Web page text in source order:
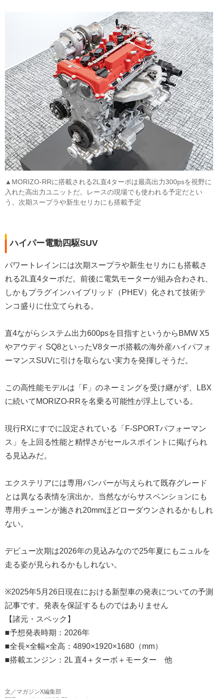
▲MORIZO-RRに搭載される2L直4ターボは最高出力300psを視野に
入れた高出力ユニットだ。レースの現場でも使われる予定だとい
う。次期スープラや新生セリカにも搭載予定
ハイパー電動四駆SUV
パワートレインには次期スープラや新生セリカにも搭載さ
れる2L直4ターボだ。前後に電気モーターが組み合わされ、
しかもプラグインハイブリッド（PHEV）化されて技術テ
ンコ盛りに仕立てられる。
直4ながらシステム出力600psを目指すというからBMW X5
やアウディ SQ8といったV8ターボ搭載の海外産ハイパフォ
ーマンスSUVに引けを取らない実力を発揮しそうだ。
この高性能モデルは「F」のネーミングを受け継がず、LBX
に続いてMORIZO-RRを名乗る可能性が浮上している。
現行RXにすでに設定されている「F-SPORTパフォーマン
ス」を上回る性能と精悍さがセールスポイントに掲げられ
る見込みだ。
エクステリアには専用バンパーが与えられて既存グレード
とは異なる表情を演出か。当然ながらサスペンションにも
専用チューンが施され20mmほどローダウンされるかもしれ
ない。
デビュー次期は2026年の見込みなので25年夏にもニュルを
走る姿が見られるかもしれない。
※2025年5月26日現在における新型車の発表についての予測
記事です。発表を保証するものではありません
【諸元・スペック】
■予想発表時期：2026年
■全長×全幅×全高：4890×1920×1680（mm）
■搭載エンジン：2L 直4＋ターボ＋モーター 他
文／マガジンX編集部